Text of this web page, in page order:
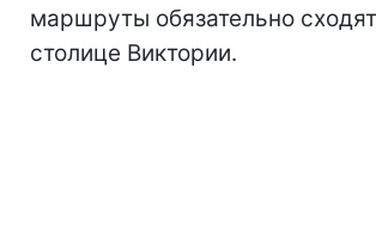
маршруты обязательно
столице Виктории.